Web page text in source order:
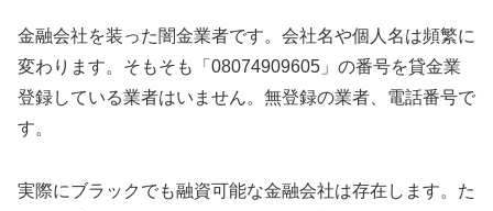
金融会社を装った闇金業者です。会社名や個人名は頻繁に
変わります。そもそも「08074909605」の番号を貸金業
登録している業者はいません。無登録の業者、電話番号で
す。
実際にブラックでも融資可能な金融会社は存在します。た